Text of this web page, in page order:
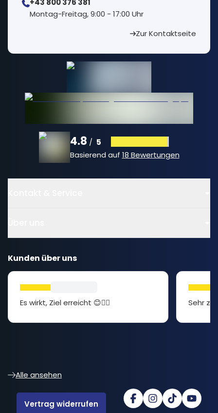
+43 800 376 381
⁠Montag-Freitag, 9:00 - 17:00 Uhr
Zur Kontaktseite
4.8 / 5
Basierend auf 18 Bewertungen
Kunden über uns
Es wirkt, Ziel erreicht 😊👍🏻 Sehr
Alle ansehen
Vertrag widerrufen